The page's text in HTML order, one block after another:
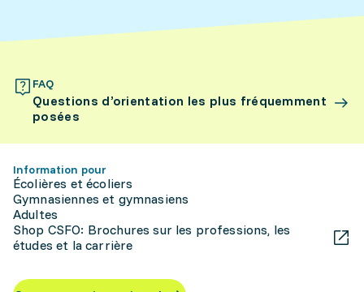
FAQ
Questions d’orientation les plus fréquemment
posées
Information pour
Écolières et écoliers
Gymnasiennes et gymnasiens
Adultes
Shop CSFO: Brochures sur les professions, les
études et la carrière